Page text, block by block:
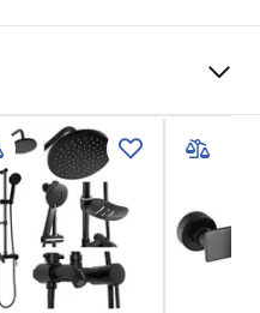
Posuvné
160
Univerzálny
6 mm
195 cm